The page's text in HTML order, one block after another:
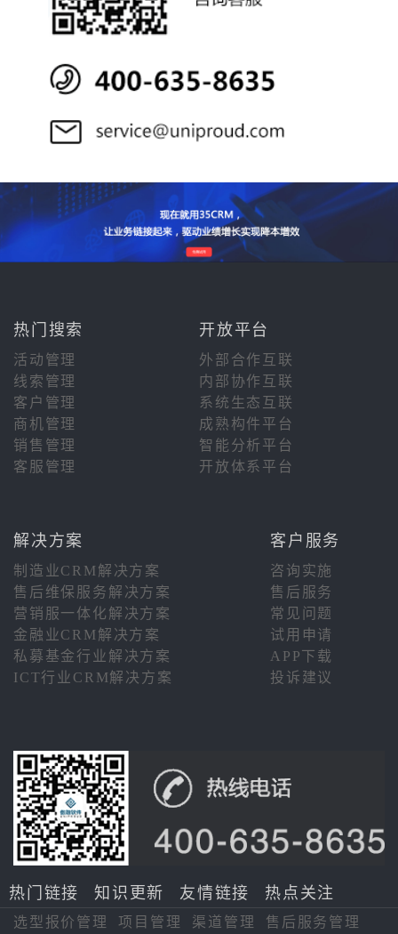
热门搜索 开放平台
活动管理
外部合作互联
线索管理
内部协作互联
客户管理
系统生态互联
商机管理
成熟构件平台
销售管理
智能分析平台
客服管理
开放体系平台
解决方案 客户服务
制造业CRM解决方案
咨询实施
售后维保服务解决方案
售后服务
营销服一体化解决方案
常见问题
金融业CRM解决方案
试用申请
私募基金行业解决方案
APP下载
ICT行业CRM解决方案
投诉建议
热门链接 知识更新 友情链接 热点关注
选型报价管理 项目管理 渠道管理 售后服务管理